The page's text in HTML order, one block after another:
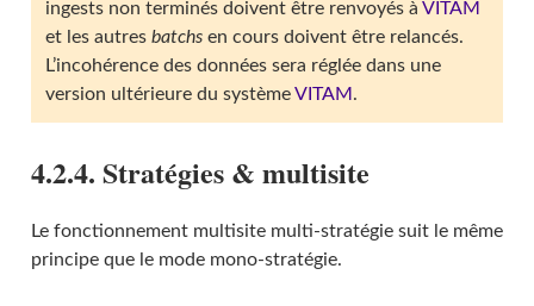
ingests non terminés doivent être renvoyés à VITAM
et les autres batchsen cours doivent être relancés.
L’incohérence des données sera réglée dans une
version ultérieure du systèmeVITAM .
4.2.4. Stratégies & multisite
Le fonctionnement multisite multi-stratégie suit le même
principe que le mode mono-stratégie.